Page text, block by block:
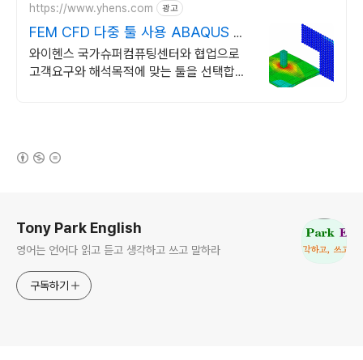
https://www.yhens.com 광고
FEM CFD 다중 툴 사용 ABAQUS 유
한요소해석
와이헨스 국가슈퍼컴퓨팅센터와 협업으로
고객요구와 해석목적에 맞는 툴을 선택합니
Tony Park English
영어는 언어다 읽고 듣고 생각하고 쓰고 말하라
구독하기